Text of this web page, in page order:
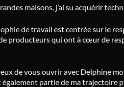
maisons, j’ai su acquérir
de travail est centrée sur le
producteurs qui ont à cœur de
de vous ouvrir avec Delphine
partie de ma trajectoire